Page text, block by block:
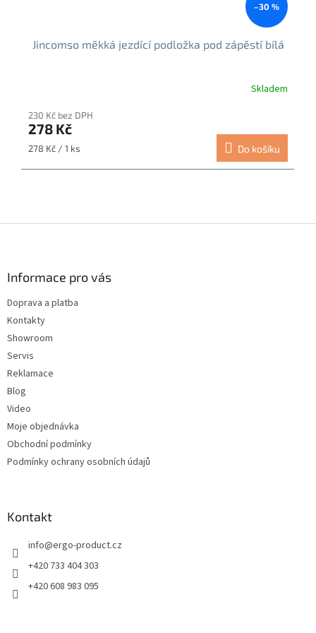
–30 %
Jincomso měkká jezdící podložka pod zápěstí bílá
Skladem
230 Kč bez DPH
278 Kč
Měrná
278 Kč / 1 ks Do košíku
Informace pro vás
Doprava a platba
Kontakty
Showroom
Servis
Reklamace
Blog
Video
Moje objednávka
Obchodní podmínky
Podmínky ochrany osobních údajů
Kontakt
info@ergo-product.cz
+420 733 404 303
+420 608 983 095